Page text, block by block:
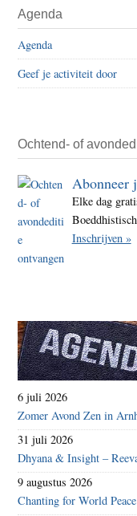
Agenda
Agenda
Geef je activiteit door
Ochtend- of
Abonneer
Elke dag
Inschrijven »
6 juli 2026
Zomer Avond Zen in
31 juli 2026
Dhyana & Insight –
9 augustus 2026
Chanting for World Peace